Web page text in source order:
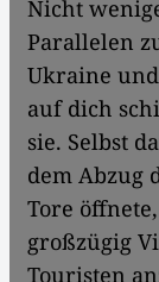
Nicht
Parallelen
Ukraine
auf dich
sie. Selbst
dem Abzug
Tore
großzügig
Touristen